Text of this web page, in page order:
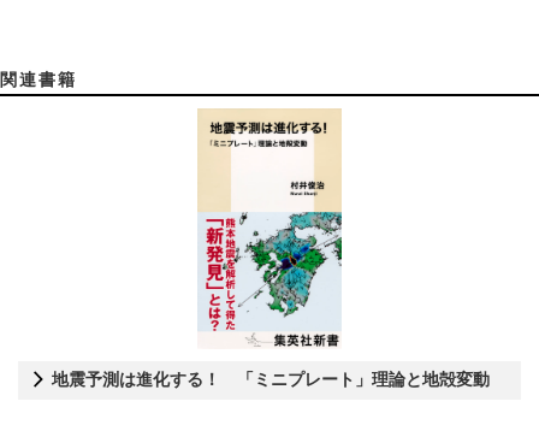
関連書籍
地震予測は進化する！ 「ミニプレート」理論と地殻変動